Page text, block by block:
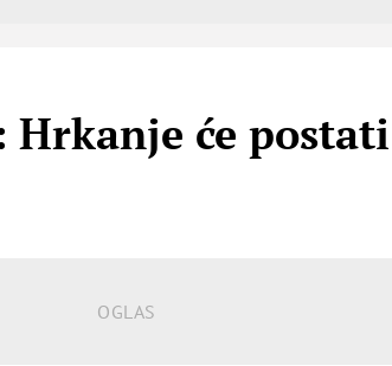
Hrkanje će